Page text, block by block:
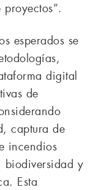
esperados se
digital
de
captura de
incendios
biodiversidad y
Esta